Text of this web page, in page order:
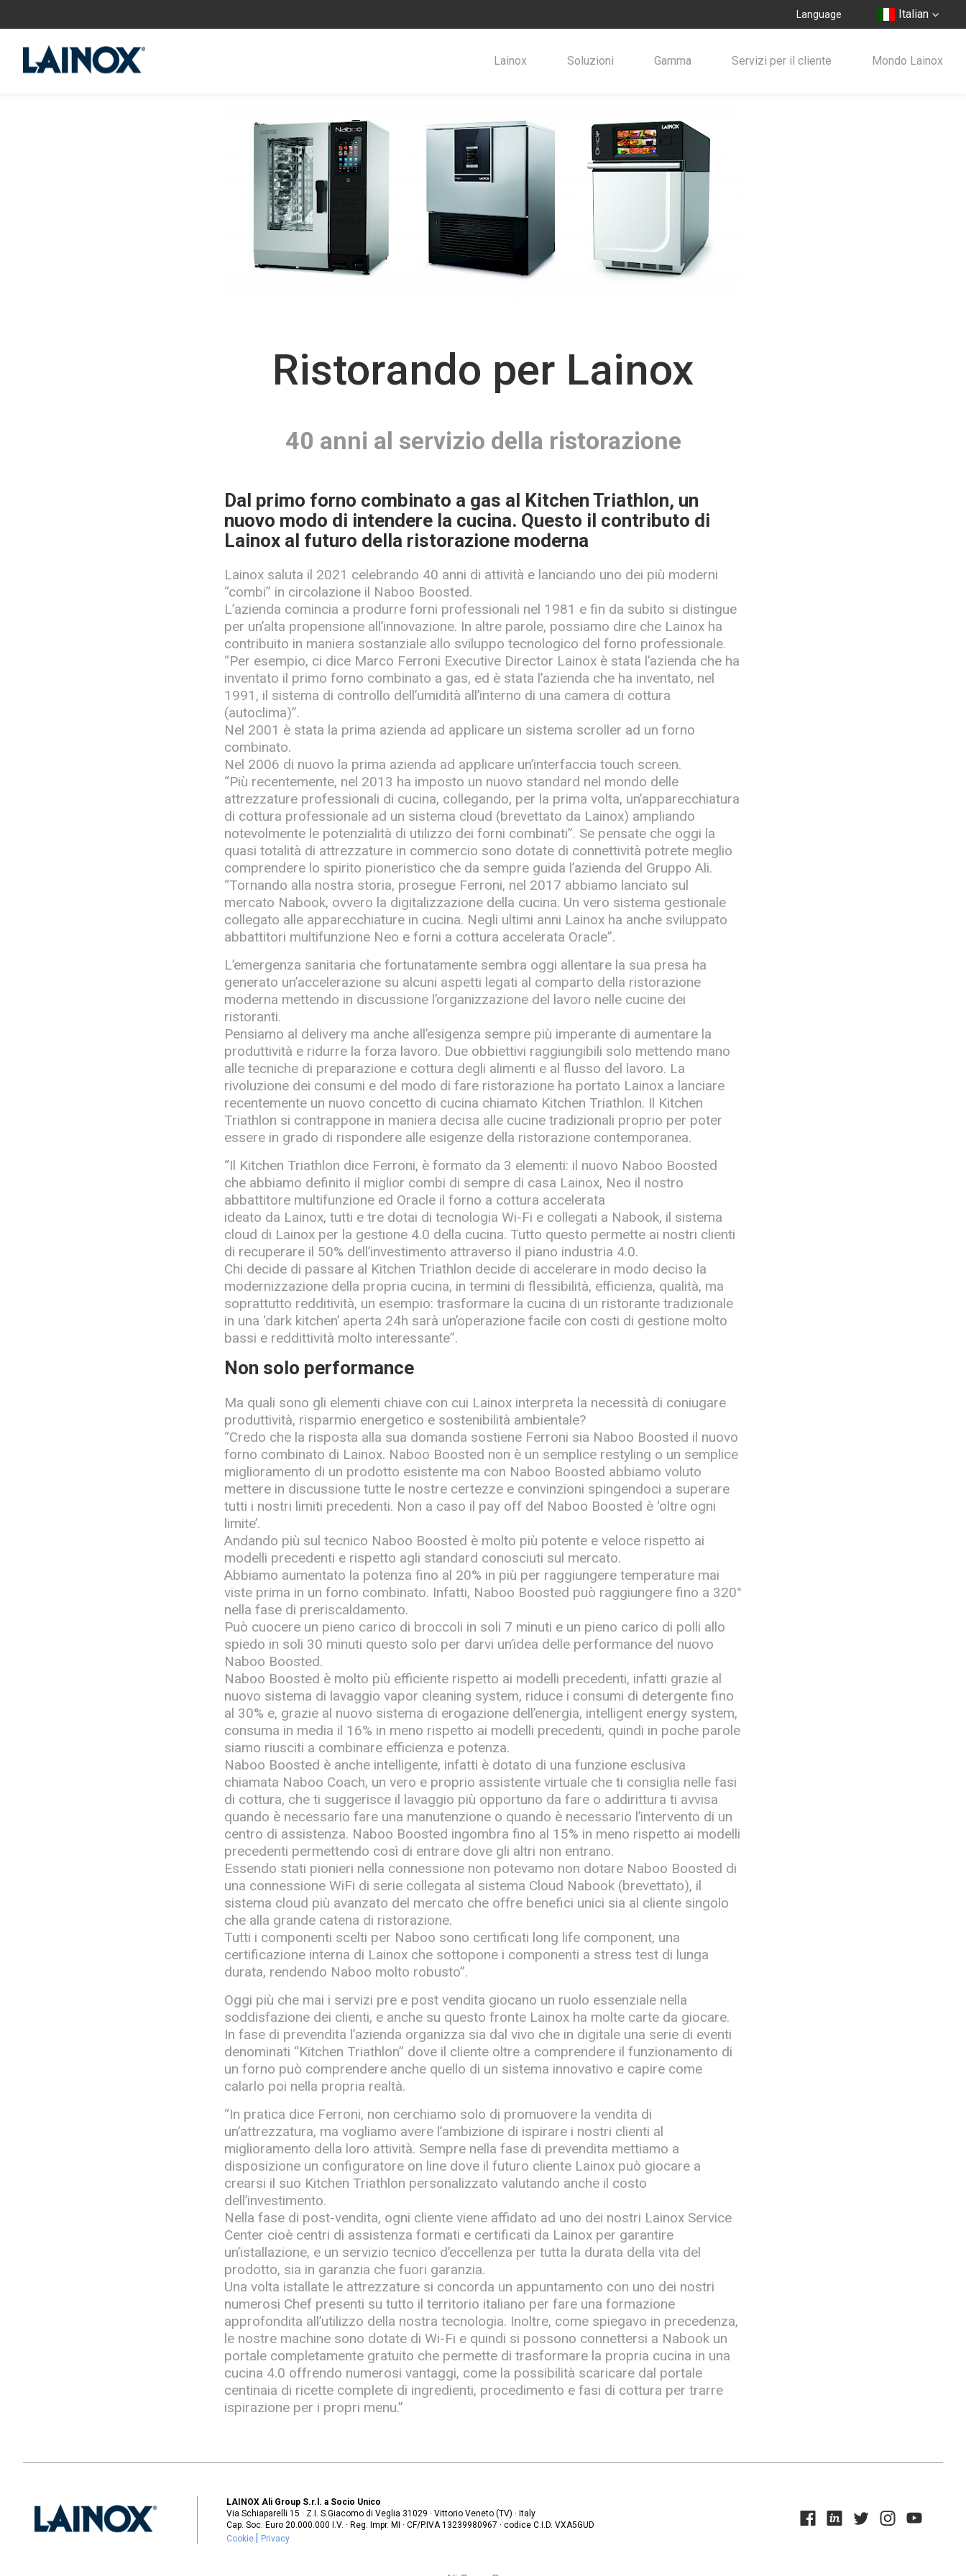
Language Italian
Lainox Soluzioni Gamma Servizi per il cliente Mondo Lainox
Ristorando per Lainox
40 anni al servizio della ristorazione
Dal primo forno combinato a gas al Kitchen Triathlon, un
nuovo modo di intendere la cucina. Questo il contributo di
Lainox al futuro della ristorazione moderna
Lainox saluta il 2021 celebrando 40 anni di attività e lanciando uno dei più moderni
“combi” in circolazione il Naboo Boosted.
L’azienda comincia a produrre forni professionali nel 1981 e fin da subito si distingue
per un’alta propensione all’innovazione. In altre parole, possiamo dire che Lainox ha
contribuito in maniera sostanziale allo sviluppo tecnologico del forno professionale.
“Per esempio, ci dice Marco Ferroni Executive Director Lainox è stata l’azienda che ha
inventato il primo forno combinato a gas, ed è stata l’azienda che ha inventato, nel
1991, il sistema di controllo dell’umidità all’interno di una camera di cottura
(autoclima)”.
Nel 2001 è stata la prima azienda ad applicare un sistema scroller ad un forno
combinato.
Nel 2006 di nuovo la prima azienda ad applicare un’interfaccia touch screen.
“Più recentemente, nel 2013 ha imposto un nuovo standard nel mondo delle
attrezzature professionali di cucina, collegando, per la prima volta, un’apparecchiatura
di cottura professionale ad un sistema cloud (brevettato da Lainox) ampliando
notevolmente le potenzialità di utilizzo dei forni combinati”. Se pensate che oggi la
quasi totalità di attrezzature in commercio sono dotate di connettività potrete meglio
comprendere lo spirito pioneristico che da sempre guida l’azienda del Gruppo Ali.
“Tornando alla nostra storia, prosegue Ferroni, nel 2017 abbiamo lanciato sul
mercato Nabook, ovvero la digitalizzazione della cucina. Un vero sistema gestionale
collegato alle apparecchiature in cucina. Negli ultimi anni Lainox ha anche sviluppato
abbattitori multifunzione Neo e forni a cottura accelerata Oracle”.
L’emergenza sanitaria che fortunatamente sembra oggi allentare la sua presa ha
generato un’accelerazione su alcuni aspetti legati al comparto della ristorazione
moderna mettendo in discussione l’organizzazione del lavoro nelle cucine dei
ristoranti.
Pensiamo al delivery ma anche all’esigenza sempre più imperante di aumentare la
produttività e ridurre la forza lavoro. Due obbiettivi raggiungibili solo mettendo mano
alle tecniche di preparazione e cottura degli alimenti e al flusso del lavoro. La
rivoluzione dei consumi e del modo di fare ristorazione ha portato Lainox a lanciare
recentemente un nuovo concetto di cucina chiamato Kitchen Triathlon. Il Kitchen
Triathlon si contrappone in maniera decisa alle cucine tradizionali proprio per poter
essere in grado di rispondere alle esigenze della ristorazione contemporanea.
“Il Kitchen Triathlon dice Ferroni, è formato da 3 elementi: il nuovo Naboo Boosted
che abbiamo definito il miglior combi di sempre di casa Lainox, Neo il nostro
abbattitore multifunzione ed Oracle il forno a cottura accelerata
ideato da Lainox, tutti e tre dotai di tecnologia Wi-Fi e collegati a Nabook, il sistema
cloud di Lainox per la gestione 4.0 della cucina. Tutto questo permette ai nostri clienti
di recuperare il 50% dell’investimento attraverso il piano industria 4.0.
Chi decide di passare al Kitchen Triathlon decide di accelerare in modo deciso la
modernizzazione della propria cucina, in termini di flessibilità, efficienza, qualità, ma
soprattutto redditività, un esempio: trasformare la cucina di un ristorante tradizionale
in una ‘dark kitchen’ aperta 24h sarà un’operazione facile con costi di gestione molto
bassi e reddittività molto interessante”.
Non solo performance
Ma quali sono gli elementi chiave con cui Lainox interpreta la necessità di coniugare
produttività, risparmio energetico e sostenibilità ambientale?
“Credo che la risposta alla sua domanda sostiene Ferroni sia Naboo Boosted il nuovo
forno combinato di Lainox. Naboo Boosted non è un semplice restyling o un semplice
miglioramento di un prodotto esistente ma con Naboo Boosted abbiamo voluto
mettere in discussione tutte le nostre certezze e convinzioni spingendoci a superare
tutti i nostri limiti precedenti. Non a caso il pay off del Naboo Boosted è ‘oltre ogni
limite’.
Andando più sul tecnico Naboo Boosted è molto più potente e veloce rispetto ai
modelli precedenti e rispetto agli standard conosciuti sul mercato.
Abbiamo aumentato la potenza fino al 20% in più per raggiungere temperature mai
viste prima in un forno combinato. Infatti, Naboo Boosted può raggiungere fino a 320°
nella fase di preriscaldamento.
Può cuocere un pieno carico di broccoli in soli 7 minuti e un pieno carico di polli allo
spiedo in soli 30 minuti questo solo per darvi un’idea delle performance del nuovo
Naboo Boosted.
Naboo Boosted è molto più efficiente rispetto ai modelli precedenti, infatti grazie al
nuovo sistema di lavaggio vapor cleaning system, riduce i consumi di detergente fino
al 30% e, grazie al nuovo sistema di erogazione dell’energia, intelligent energy system,
consuma in media il 16% in meno rispetto ai modelli precedenti, quindi in poche parole
siamo riusciti a combinare efficienza e potenza.
Naboo Boosted è anche intelligente, infatti è dotato di una funzione esclusiva
chiamata Naboo Coach, un vero e proprio assistente virtuale che ti consiglia nelle fasi
di cottura, che ti suggerisce il lavaggio più opportuno da fare o addirittura ti avvisa
quando è necessario fare una manutenzione o quando è necessario l’intervento di un
centro di assistenza. Naboo Boosted ingombra fino al 15% in meno rispetto ai modelli
precedenti permettendo così di entrare dove gli altri non entrano.
Essendo stati pionieri nella connessione non potevamo non dotare Naboo Boosted di
una connessione WiFi di serie collegata al sistema Cloud Nabook (brevettato), il
sistema cloud più avanzato del mercato che offre benefici unici sia al cliente singolo
che alla grande catena di ristorazione.
Tutti i componenti scelti per Naboo sono certificati long life component, una
certificazione interna di Lainox che sottopone i componenti a stress test di lunga
durata, rendendo Naboo molto robusto”.
Oggi più che mai i servizi pre e post vendita giocano un ruolo essenziale nella
soddisfazione dei clienti, e anche su questo fronte Lainox ha molte carte da giocare.
In fase di prevendita l’azienda organizza sia dal vivo che in digitale una serie di eventi
denominati “Kitchen Triathlon” dove il cliente oltre a comprendere il funzionamento di
un forno può comprendere anche quello di un sistema innovativo e capire come
calarlo poi nella propria realtà.
“In pratica dice Ferroni, non cerchiamo solo di promuovere la vendita di
un’attrezzatura, ma vogliamo avere l’ambizione di ispirare i nostri clienti al
miglioramento della loro attività. Sempre nella fase di prevendita mettiamo a
disposizione un configuratore on line dove il futuro cliente Lainox può giocare a
crearsi il suo Kitchen Triathlon personalizzato valutando anche il costo
dell’investimento.
Nella fase di post-vendita, ogni cliente viene affidato ad uno dei nostri Lainox Service
Center cioè centri di assistenza formati e certificati da Lainox per garantire
un’istallazione, e un servizio tecnico d’eccellenza per tutta la durata della vita del
prodotto, sia in garanzia che fuori garanzia.
Una volta istallate le attrezzature si concorda un appuntamento con uno dei nostri
numerosi Chef presenti su tutto il territorio italiano per fare una formazione
approfondita all’utilizzo della nostra tecnologia. Inoltre, come spiegavo in precedenza,
le nostre machine sono dotate di Wi-Fi e quindi si possono connettersi a Nabook un
portale completamente gratuito che permette di trasformare la propria cucina in una
cucina 4.0 offrendo numerosi vantaggi, come la possibilità scaricare dal portale
centinaia di ricette complete di ingredienti, procedimento e fasi di cottura per trarre
ispirazione per i propri menu.”
LAINOX Ali Group S.r.l. a Socio Unico
Via Schiaparelli 15 · Z.I. S.Giacomo di Veglia 31029 · Vittorio Veneto (TV) · Italy
Cap. Soc. Euro 20.000.000 I.V. · Reg. Impr. MI · CF/P.IVA13239980967 · codice C.I.D. VXA5GUD
Cookie
Privacy